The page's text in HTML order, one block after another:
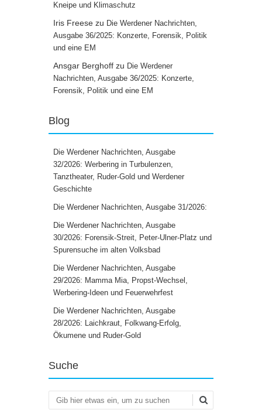
Kneipe und Klimaschutz
Iris Freese zu Die Werdener Nachrichten,
Ausgabe 36/2025: Konzerte, Forensik, Politik
und eine EM
Ansgar Berghoff zu Die Werdener
Nachrichten, Ausgabe 36/2025: Konzerte,
Forensik, Politik und eine EM
Blog
Die Werdener Nachrichten, Ausgabe
32/2026: Werbering in Turbulenzen,
Tanztheater, Ruder-Gold und Werdener
Geschichte
Die Werdener Nachrichten, Ausgabe 31/2026:
Die Werdener Nachrichten, Ausgabe
30/2026: Forensik-Streit, Peter-Ulner-Platz und
Spurensuche im alten Volksbad
Die Werdener Nachrichten, Ausgabe
29/2026: Mamma Mia, Propst-Wechsel,
Werbering-Ideen und Feuerwehrfest
Die Werdener Nachrichten, Ausgabe
28/2026: Laichkraut, Folkwang-Erfolg,
Ökumene und Ruder-Gold
Suche
Suchen